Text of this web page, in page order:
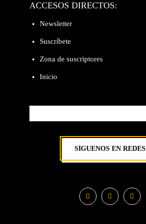
ACCESOS DIRECTOS:
Newsletter
Suscríbete
Zona de suscriptores
Inicio
SÍGUENOS EN REDES